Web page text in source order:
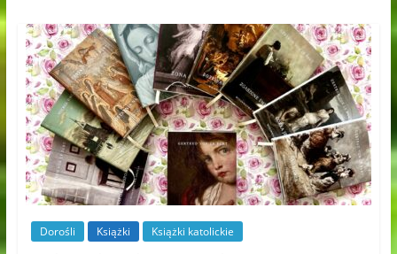
Dorośli Książki Książki katolickie